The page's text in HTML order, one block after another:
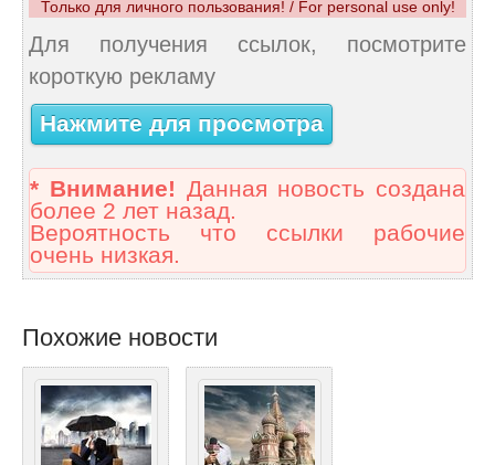
Только для личного пользования! / For personal use only!
Для получения ссылок, посмотрите
короткую рекламу
Нажмите для просмотра
* Внимание! Данная новость создана
более 2 лет назад.
Вероятность что ссылки рабочие
очень низкая.
Похожие новости